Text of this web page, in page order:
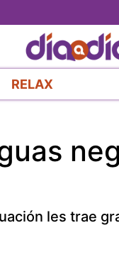
al
RELAX
les trae